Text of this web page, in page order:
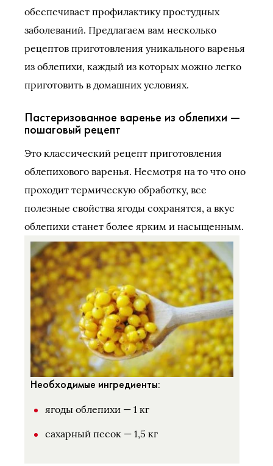
обеспечивает профилактику простудных
заболеваний. Предлагаем вам несколько
рецептов приготовления уникального варенья
из облепихи, каждый из которых можно легко
приготовить в домашних условиях.
Пастеризованное варенье из облепихи —
пошаговый рецепт
Это классический рецепт приготовления
облепихового варенья. Несмотря на то что оно
проходит термическую обработку, все
полезные свойства ягоды сохранятся, а вкус
облепихи станет более ярким и насыщенным.
Необходимые ингредиенты:
ягоды облепихи — 1 кг
сахарный песок — 1,5 кг